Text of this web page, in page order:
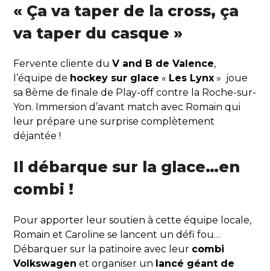
« Ça va taper de la cross, ça
va taper du casque »
Fervente cliente duV and B de Valence,
l’équipe de hockey sur glace « Les Lynx » joue
sa 8ème de finale de Play-off contre la Roche-sur-
Yon. Immersion d’avant match avec Romain qui
leur prépare une surprise complètement
déjantée !
Il débarque sur la glace…en
combi !
Pour apporter leur soutien à cette équipe locale,
Romain et Caroline se lancent un défi fou…
Débarquer sur la patinoire avec leur combi
Volkswagen et organiser un lancé géant de